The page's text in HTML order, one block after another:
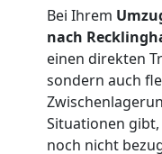
Bei Ihrem
nach
einen direkten
sondern auch
Situationen
noch nicht
Umzug
und
Lagerung